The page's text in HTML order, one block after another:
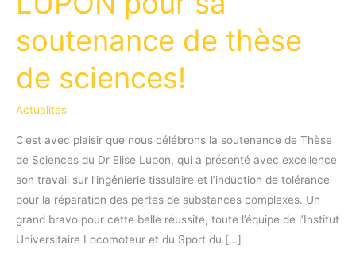
soutenance de thèse
de sciences!
Actualites
C’est avec plaisir que nous célébrons la soutenance de Thèse
de Sciences du Dr Elise Lupon, qui a présenté avec excellence
son travail sur l’ingénierie tissulaire et l’induction de tolérance
pour la réparation des pertes de substances complexes. Un
grand bravo pour cette belle réussite, toute l’équipe de l’Institut
Universitaire Locomoteur et du Sport du […]